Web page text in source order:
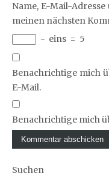
Name, E-Mail-
meinen nächsten
− eins = 5
Benachrichtige mich
E-Mail.
Benachrichtige mich
Suchen